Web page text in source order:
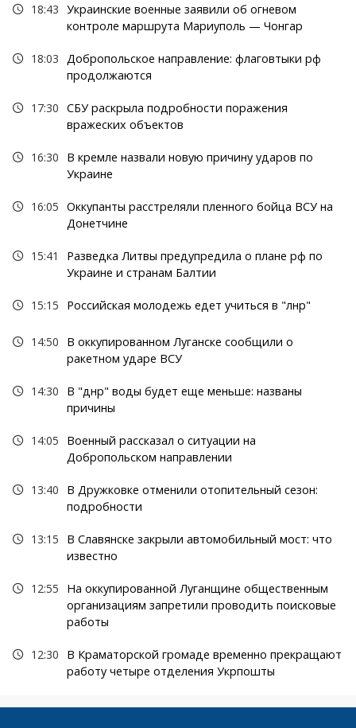
18:43 Украинские военные заявили об огневом
контроле маршрута Мариуполь — Чонгар
18:03
Добропольское направление: флаговтыки рф
продолжаются
17:30 СБУ раскрыла подробности поражения
вражеских объектов
16:30
В кремле назвали новую причину ударов по
Украине
16:05 Оккупанты расстреляли пленного бойца ВСУ на
Донетчине
15:41
Разведка Литвы предупредила о плане рф по
Украине и странам Балтии
15:15 Российская молодежь едет учиться в "лнр"
14:50
В оккупированном Луганске сообщили о
ракетном ударе ВСУ
14:30
В "днр" воды будет еще меньше: названы
причины
14:05
Военный рассказал о ситуации на
Добропольском направлении
13:40
В Дружковке отменили отопительный сезон:
подробности
13:15
В Славянске закрыли автомобильный мост: что
известно
12:55
На оккупированной Луганщине общественным
организациям запретили проводить поисковые
работы
12:30
В Краматорской громаде временно прекращают
работу четыре отделения Укрпошты